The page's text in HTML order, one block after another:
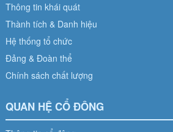
Thông tin khái quát
Thành tích & Danh hiệu
Hệ thống tổ chức
Đảng & Đoàn thể
Chính sách chất lượng
QUAN HỆ CỔ ĐÔNG